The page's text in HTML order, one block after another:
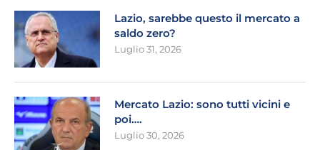
Lazio, sarebbe questo il mercato a
saldo zero?
Luglio 31, 2026
Mercato Lazio: sono tutti vicini e
poi….
Luglio 30, 2026